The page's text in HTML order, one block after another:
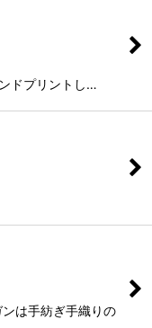
ドプリントし…
は手紡ぎ手織りの